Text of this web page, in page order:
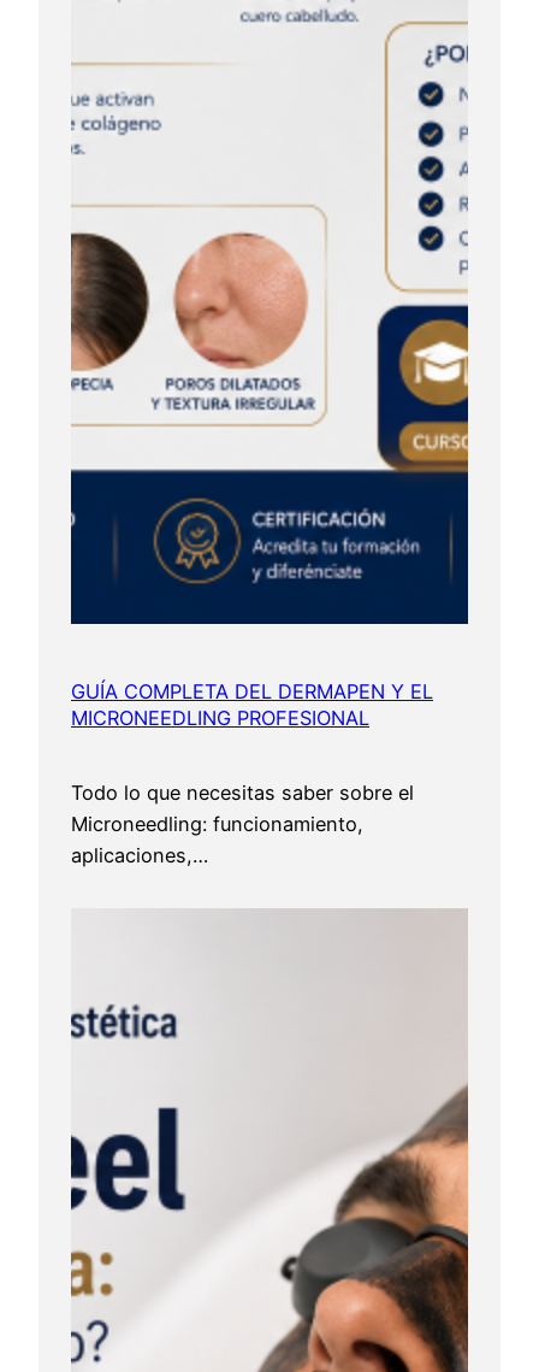
GUÍA COMPLETA DEL DERMAPEN Y EL
MICRONEEDLING PROFESIONAL
Todo lo que necesitas saber sobre el
Microneedling: funcionamiento,
aplicaciones,…